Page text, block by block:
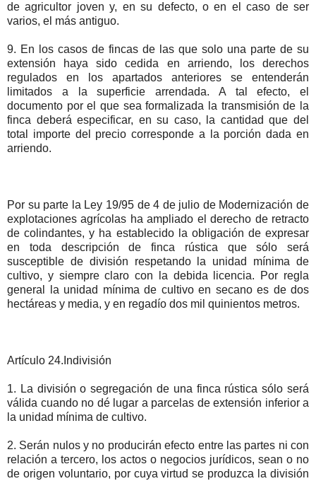
de agricultor joven y, en su defecto, o en el caso de ser
varios, el más antiguo.
9. En los casos de fincas de las que solo una parte de su
extensión haya sido cedida en arriendo, los derechos
regulados en los apartados anteriores se entenderán
limitados a la superficie arrendada. A tal efecto, el
documento por el que sea formalizada la transmisión de la
finca deberá especificar, en su caso, la cantidad que del
total importe del precio corresponde a la porción dada en
arriendo.
Por su parte la Ley 19/95 de 4 de julio de Modernización de
explotaciones agrícolas ha ampliado el derecho de retracto
de colindantes, y ha establecido la obligación de expresar
en toda descripción de finca rústica que sólo será
susceptible de división respetando la unidad mínima de
cultivo, y siempre claro con la debida licencia. Por regla
general la unidad mínima de cultivo en secano es de dos
hectáreas y media, y en regadío dos mil quinientos metros.
Artículo 24.Indivisión
1. La división o segregación de una finca rústica sólo será
válida cuando no dé lugar a parcelas de extensión inferior a
la unidad mínima de cultivo.
2. Serán nulos y no producirán efecto entre las partes ni con
relación a tercero, los actos o negocios jurídicos, sean o no
de origen voluntario, por cuya virtud se produzca la división